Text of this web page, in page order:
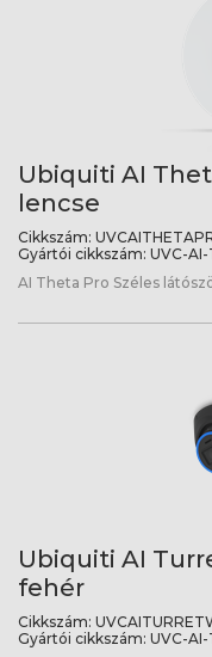
Ubiquiti AI
lencse
Cikkszám:
Gyártói cikkszám: UVC-AI-
AI Theta Pro Széles
Ubiquiti AI
fehér
Cikkszám:
Gyártói cikkszám: UVC-